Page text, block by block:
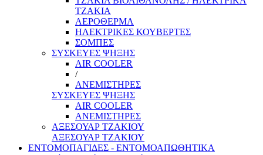
ΤΖΑΚΙΑ
ΑΕΡΟΘΕΡΜΑ
ΗΛΕΚΤΡΙΚΕΣ ΚΟΥΒΕΡΤΕΣ
ΣΟΜΠΕΣ
ΣΥΣΚΕΥΕΣ ΨΗΞΗΣ
AIR COOLER
/
ΑΝΕΜΙΣΤΗΡΕΣ
ΣΥΣΚΕΥΕΣ ΨΗΞΗΣ
AIR COOLER
ΑΝΕΜΙΣΤΗΡΕΣ
ΑΞΕΣΟΥΑΡ ΤΖΑΚΙΟΥ
ΑΞΕΣΟΥΑΡ ΤΖΑΚΙΟΥ
ΕΝΤΟΜΟΠΑΓΙΔΕΣ - ΕΝΤΟΜΟΑΠΩΘΗΤΙΚΑ